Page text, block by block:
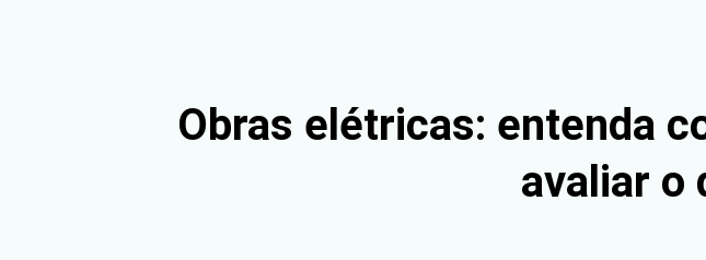
Obras elétricas: entenda
avaliar o